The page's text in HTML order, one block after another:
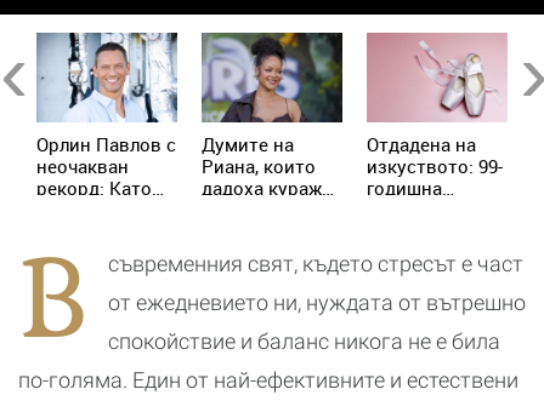
Орлин Павлов с
неочакван
рекорд: Като
наведнъж
Думите на
Риана, които
дадоха кураж
Отдадена на
изкуството: 99-
годишна
преподава
танци
В
съвременния свят, където стресът е част
от ежедневието ни, нуждата от вътрешно
спокойствие и баланс никога не е била
по-голяма. Един от най-ефективните и естествени